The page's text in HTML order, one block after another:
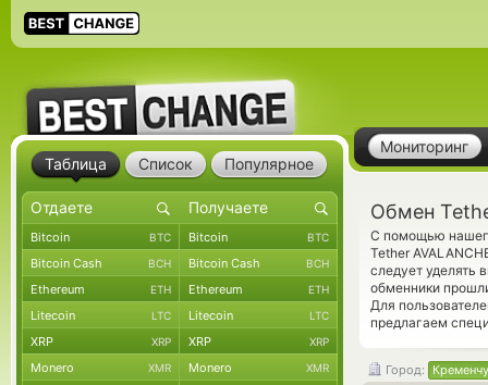
Мониторинг
Обмен
С помощью
Tether
следует уделять
обменники
Для
предлагаем
Город:
Таблица Список Популярное
Bitcoin BTC Bitcoin BTC
Bitcoin Cash BCH Bitcoin Cash BCH
Ethereum ETH Ethereum ETH
Litecoin LTC Litecoin LTC
XRP XRP XRP XRP
Monero XMR Monero XMR